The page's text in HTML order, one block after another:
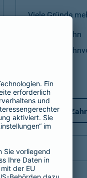
Viele Gründe
Mehr Zahn
Mehr
Mehr